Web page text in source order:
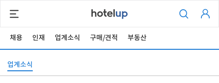
채용 인재 업계소식 구매/견적 부동산
업계소식